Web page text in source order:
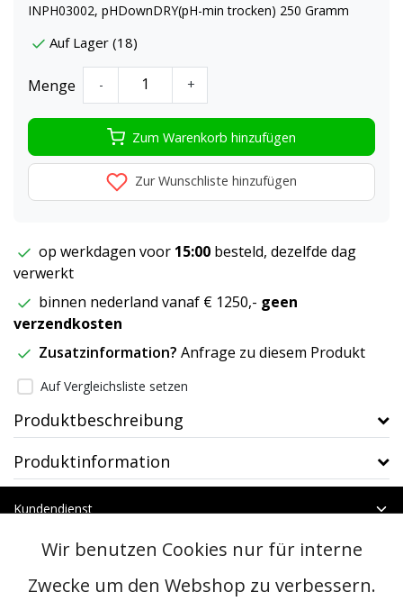
INPH03002, pHDownDRY(pH-min trocken) 250 Gramm
Auf Lager (18)
Menge - +
Zum Warenkorb hinzufügen
Zur Wunschliste hinzufügen
op werkdagen voor 15:00 besteld, dezelfde dag
verwerkt
binnen nederland vanaf € 1250,- geen
verzendkosten
Zusatzinformation? Anfrage zu diesem Produkt
Auf Vergleichsliste setzen
Produktbeschreibung
Produktinformation
Kundendienst
Kategorien
Kontakt
Wir benutzen Cookies nur für interne
Zwecke um den Webshop zu verbessern.